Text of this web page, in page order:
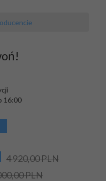
16:00
4 920,00 PLN
PLN